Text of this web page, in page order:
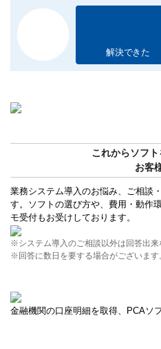
解決できた
これからソフ
お客
業務システム導入のお悩み、ご相談
す。ソフトの選び方や、費用・動作
モ受付もお受けしております。
※システム導入のご相談以外は回答出来
※回答に数日を要する場合がございます
金融機関の口座明細を取得、PCAソ